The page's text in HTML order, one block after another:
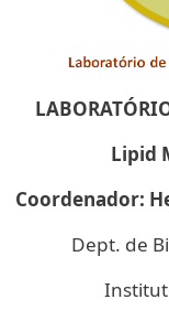
Lipid
Coordenador:
Dept. de